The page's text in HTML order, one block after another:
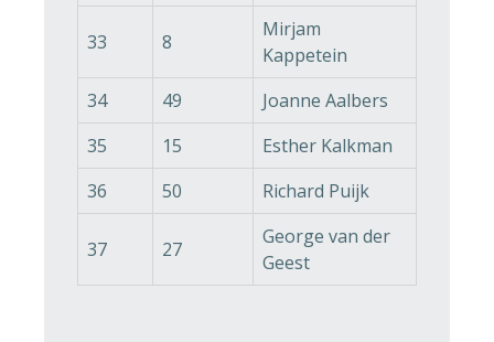
33 8
Mirjam
Kappetein
34
49
Joanne Aalbers
35
15
Esther Kalkman
36
50 Richard Puijk
37 27
George van der
Geest